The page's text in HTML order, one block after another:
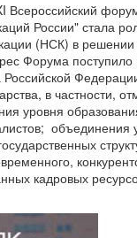
Всероссийский
России" стала
(НСК) в решении
Форума поступило
Российской
в частности,
уровня
объединения
кадровых